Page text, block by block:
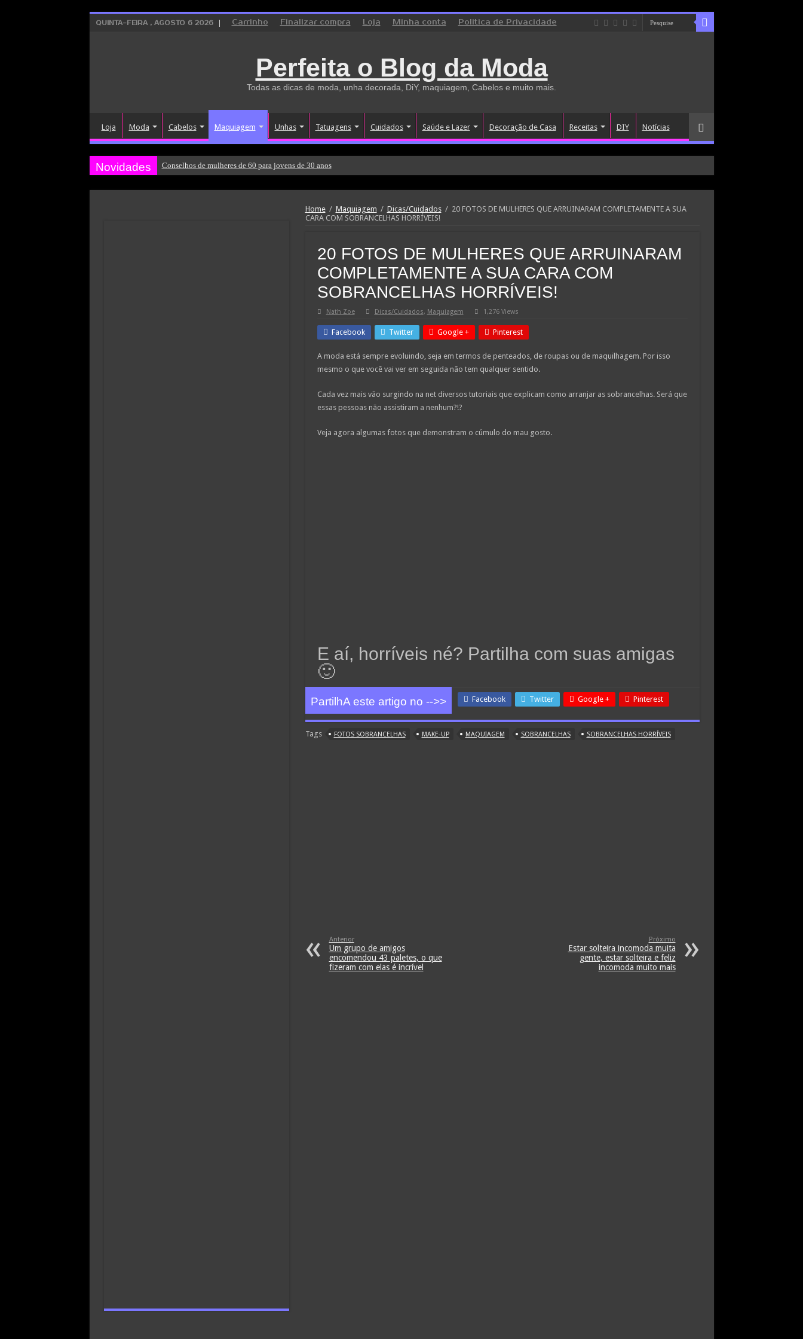
QUINTA-FEIRA , AGOSTO 6 2026 Carrinho Finalizar compra Loja Minha conta Politica de Privacidade
Perfeita o Blog da Moda
Todas as dicas de moda, unha decorada, DiY, maquiagem, Cabelos e muito mais.
Loja Moda Cabelos Maquiagem Unhas Tatuagens Cuidados Saúde e Lazer Decoração de Casa Receitas DIY Notícias
Novidades Conselhos de mulheres de 60 para jovens de 30 anos
Home / Maquiagem / Dicas/Cuidados / 20 FOTOS DE MULHERES QUE ARRUINARAM COMPLETAMENTE A SUA
CARA COM SOBRANCELHAS HORRÍVEIS!
20 FOTOS DE MULHERES QUE ARRUINARAM
COMPLETAMENTE A SUA CARA COM
SOBRANCELHAS HORRÍVEIS!
Nath Zoe Dicas/Cuidados, Maquiagem 1,276 Views
Facebook Twitter Google + Pinterest
A moda está sempre evoluindo, seja em termos de penteados, de roupas ou de maquilhagem. Por isso
mesmo o que você vai ver em seguida não tem qualquer sentido.
Cada vez mais vão surgindo na net diversos tutoriais que explicam como arranjar as sobrancelhas. Será que
essas pessoas não assistiram a nenhum?!?
Veja agora algumas fotos que demonstram o cúmulo do mau gosto.
E aí, horríveis né? Partilha com suas amigas
🙂
PartilhA este artigo no -->> Facebook Twitter Google + Pinterest
Tags FOTOS SOBRANCELHAS MAKE-UP MAQUIAGEM SOBRANCELHAS SOBRANCELHAS HORRÍVEIS
Anterior
Um grupo de amigos
encomendou 43 paletes, o que
fizeram com elas é incrível
Próximo
Estar solteira incomoda muita
gente, estar solteira e feliz
incomoda muito mais